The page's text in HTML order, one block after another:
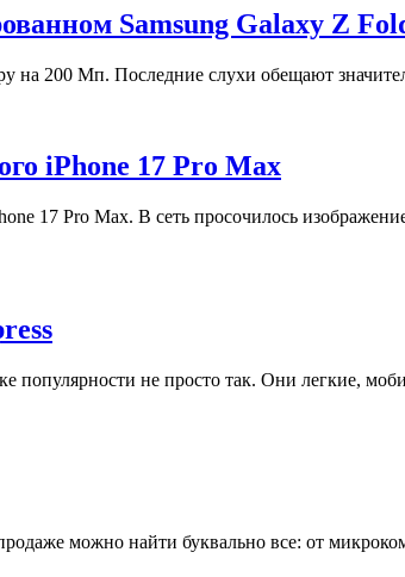
Samsung Galaxy Z
на 200 Мп. Последние слухи обещают
iPhone 17 Pro Max
17 Pro Max. В сеть просочилось
популярности не просто так. Они легкие,
можно найти буквально все: от